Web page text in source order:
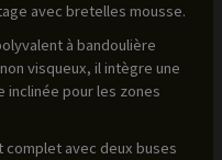
avec bretelles mousse.
à bandoulière
visqueux, il intègre une
inclinée pour les zones
complet avec deux buses